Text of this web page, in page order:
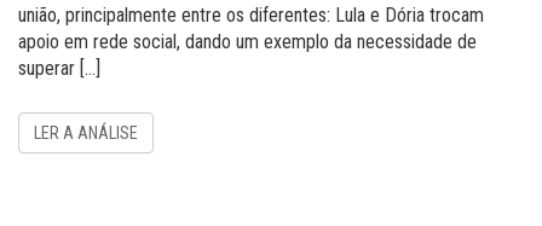
união, principalmente entre os diferentes: Lula e Dória trocam
apoio em rede social, dando um exemplo da necessidade de
superar […]
LER A ANÁLISE